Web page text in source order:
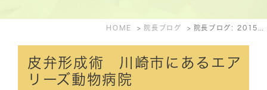
HOME 院長ブログ
皮弁形成術 川崎市にあるエア
リーズ動物病院